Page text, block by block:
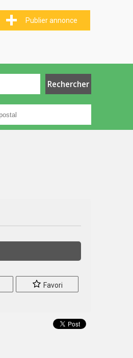
Publier annonce
Favori